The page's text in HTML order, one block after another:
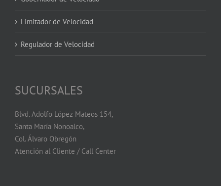
Limitador de Velocidad
Regulador de Velocidad
SUCURSALES
Blvd. Adolfo López Mateos 154,
Santa María Nonoalco,
Col. Álvaro Obregón
Atención al Cliente / Call Center